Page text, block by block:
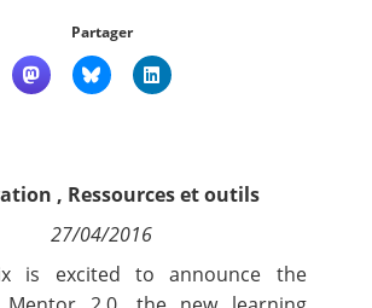
Partager
, Ressources et outils
27/04/2016
is excited to announce the